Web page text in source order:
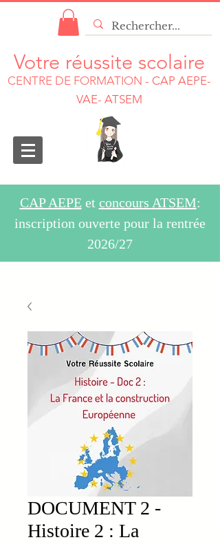
Votre réussite scolaire
CENTRE DE FORMATION - CAP AEPE-
VAE- ATSEM
CAP AEPEet concours ATSEM:
inscription ouverte pour la rentrée
2026/27
DOCUMENT 2 -
Histoire 2 : La